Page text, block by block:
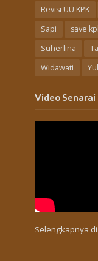
Revisi UU KPK
Sapi
save
Suherlina
Widawati
Video Senarai
Selengkapnya di